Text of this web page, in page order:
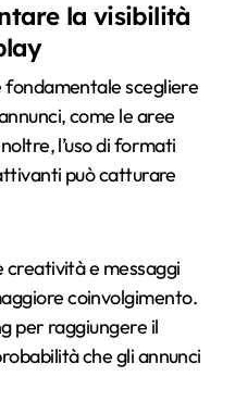
la visibilità
fondamentale scegliere
come le aree
l’uso di formati
può catturare
creatività e messaggi
coinvolgimento.
per raggiungere il
che gli annunci